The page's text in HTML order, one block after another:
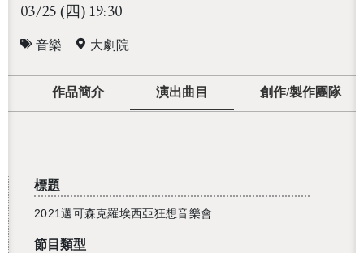
03/25 (四) 19:30
音樂 大劇院
作品簡介 演出曲目 創作/製作團隊
標題
2021邁可森克羅埃西亞狂想音樂會
節目類型